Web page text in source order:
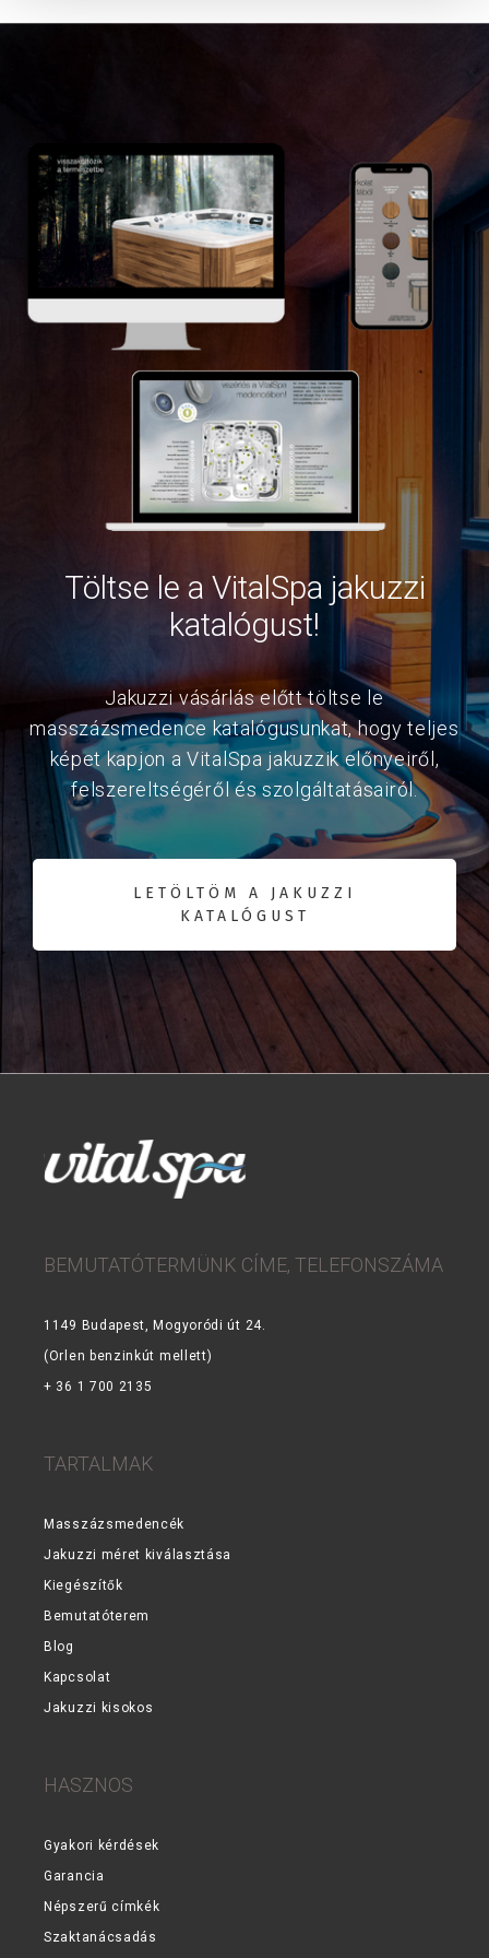
Töltse le a VitalSpa jakuzzi
katalógust!
Jakuzzi vásárlás előtt töltse le
masszázsmedence katalógusunkat, hogy teljes
képet kapjon a VitalSpa jakuzzik előnyeiről,
felszereltségéről és szolgáltatásairól.
LETÖLTÖM A JAKUZZI
KATALÓGUST
BEMUTATÓTERMÜNK CÍME, TELEFONSZÁMA
1149 Budapest, Mogyoródi út 24.
(Orlen benzinkút mellett)
+ 36 1 700 2135
TARTALMAK
Masszázsmedencék
Jakuzzi méret kiválasztása
Kiegészítők
Bemutatóterem
Blog
Kapcsolat
Jakuzzi kisokos
HASZNOS
Gyakori kérdések
Garancia
Népszerű címkék
Szaktanácsadás